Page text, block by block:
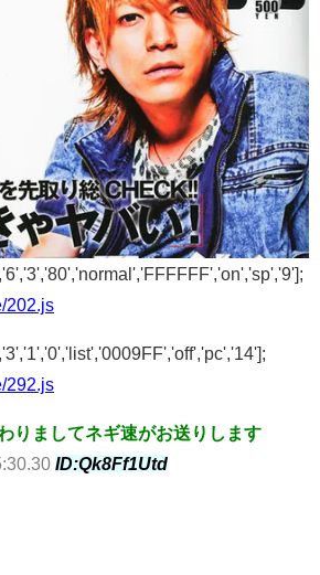
202.js
292.js
りましてネギ速がお送りします
ID:Qk8Ff1Utd